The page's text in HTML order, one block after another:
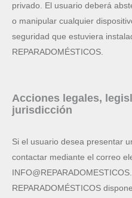
privado. El usuario deberá
o manipular cualquier
seguridad que estuviera
REPARADOMÉSTICOS.
Acciones legales,
jurisdicción
Si el usuario desea presentar
contactar mediante el correo
REPARADOMÉSTICOS